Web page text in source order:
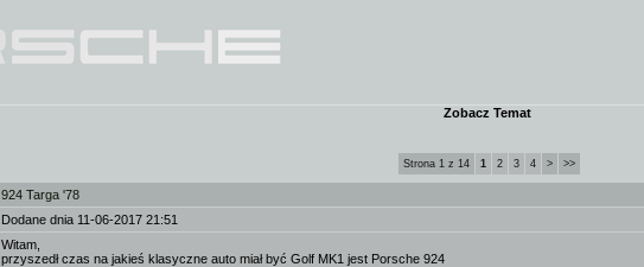
Zobacz Temat
Strona 1 z 14 1 2 3 4 > >>
924 Targa '78
Dodane dnia 11-06-2017 21:51
Witam,
przyszedł czas na jakieś klasyczne auto miał być Golf MK1 jest Porsche 924